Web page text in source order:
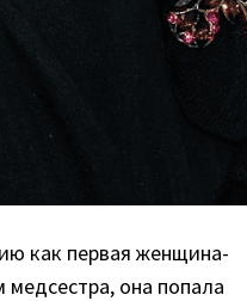
как первая женщина-
она попала